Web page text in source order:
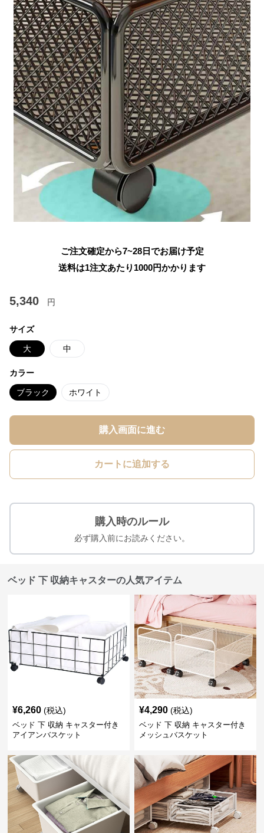
ご注文確定から7~28日でお届け予定
送料は1注文あたり 1000円かかります
5,340 円
サイズ
大 中
カラー
ブラック ホワイト
購入画面に進む
カートに追加する
購入時のルール
必ず購入前にお読みください。
ベッド 下 収納キャスターの人気アイテム
¥6,260 (税込)
ベッド 下 収納 キャスター付き
アイアンバスケット
¥4,290 (税込)
ベッド 下 収納 キャスター付き
メッシュバスケット